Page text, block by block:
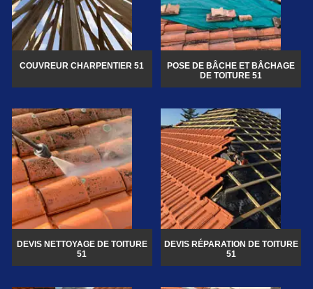
COUVREUR CHARPENTIER 51
POSE DE BÂCHE ET BÂCHAGE
DE TOITURE 51
DEVIS NETTOYAGE DE TOITURE
51
DEVIS RÉPARATION DE TOITURE
51